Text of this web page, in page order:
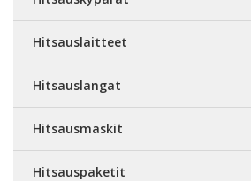
Hitsauslaitteet
Hitsauslangat
Hitsausmaskit
Hitsauspaketit